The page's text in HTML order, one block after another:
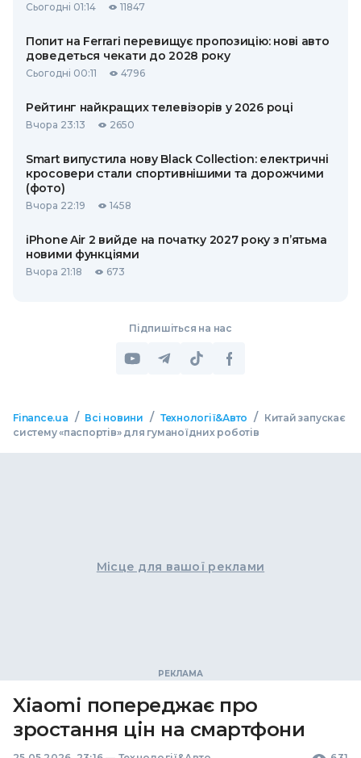
Сьогодні 01:14 11847
Попит на Ferrari перевищує пропозицію: нові авто
доведеться чекати до 2028 року
Сьогодні 00:11 4796
Рейтинг найкращих телевізорів у 2026 році
Вчора 23:13 2650
Smart випустила нову Black Collection: електричні
кросовери стали спортивнішими та дорожчими
(фото)
Вчора 22:19 1458
iPhone Air 2 вийде на початку 2027 року з п’ятьма
новими функціями
Вчора 21:18 673
Підпишіться на нас
Finance.ua / Всі новини / Технології&Авто /
Китай запускає
систему «паспортів» для гуманоїдних роботів
Місце для вашої реклами
Xiaomi попереджає про
зростання цін на смартфони